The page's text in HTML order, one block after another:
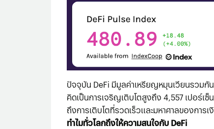
ปัจจุบัน DeFi มีมูลค่าเหรียญหมุนเวียนรวมกั
คิดเป็นการเจริญเติบโตสูงถึง 4,557 เปอร์
ถึงการเติบโตที่รวดเร็วและมหาศาลของกา
ทำไมทั่วโลกถึงให้ความสนใจกับ DeFi